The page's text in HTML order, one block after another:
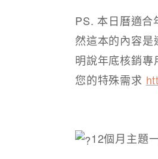
PS. 本日曆適合
然這本的內容
明說年底核銷
您的特殊需求
12個月主題